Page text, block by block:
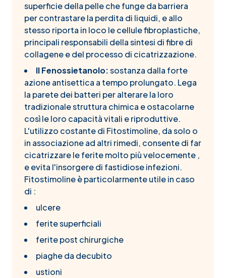
superficie della pelle che funge da barriera
per contrastare la perdita di liquidi, e allo
stesso riporta in loco le cellule fibroplastiche,
principali responsabili della sintesi di fibre di
collagene e del processo di cicatrizzazione.
Il Fenossietanolo:sostanza dalla forte
azione antisettica a tempo prolungato. Lega
la parete dei batteri per alterare la loro
tradizionale struttura chimica e ostacolarne
così le loro capacità vitali e riproduttive.
L'utilizzo costante di Fitostimoline, da solo o
in associazione ad altri rimedi, consente di far
cicatrizzare le ferite molto più velocemente ,
e evita l'insorgere di fastidiose infezioni.
Fitostimoline è particolarmente utile in caso
di :
ulcere
ferite superficiali
ferite post chirurgiche
piaghe da decubito
ustioni